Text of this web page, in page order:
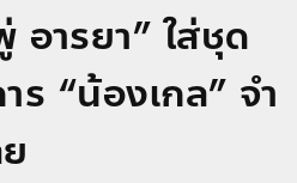
อารยา” ใส่ชุด
ร “น้องเกล” จำ